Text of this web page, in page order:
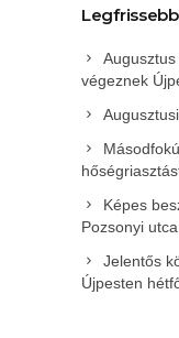
végeznek
Képes
Pozsonyi
Jelentős
Újpesten